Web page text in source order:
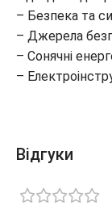
– Безпека та
– Джерела
– Сонячні
–
Відгуки